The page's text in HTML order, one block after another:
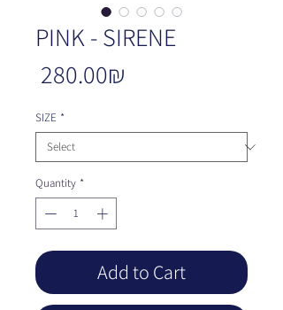
PINK - SIRENE
‏280.00 ‏₪
SIZE *
Quantity *
Add to Cart